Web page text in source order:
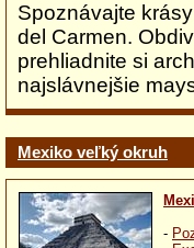
Spoznávajte
del Carmen.
prehliadnite si
najslávnejšie
Mexiko veľký okruh
-